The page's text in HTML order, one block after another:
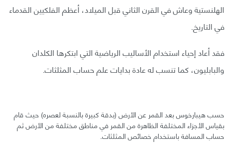
الهلنستية وعاش في القرن الثاني قبل الميلاد، أعظم الفلكيين القدماء
في التاريخ.
فقد أعاد إحياء استخدام الأساليب الرياضية التي ابتكرها الكلدان
والبابليون، كما تنسب له عادة بدايات علم حساب المثلثات.
حسب هيبارخوس بعد القمر عن الأرض (بدقة كبيرة بالنسبة لعصره) حيث قام
بقياس الأجزاء المختلفة الظاهرة من القمر في مناطق مختلفة من الأرض ثم
حساب المسافة باستخدام خصائص المثلثات.